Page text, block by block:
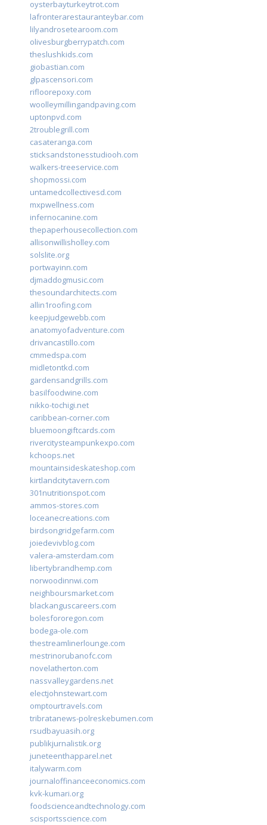
oysterbayturkeytrot.com
lafronterarestauranteybar.com
lilyandrosetearoom.com
olivesburgberrypatch.com
theslushkids.com
giobastian.com
glpascensori.com
rifloorepoxy.com
woolleymillingandpaving.com
uptonpvd.com
2troublegrill.com
casateranga.com
sticksandstonesstudiooh.com
walkers-treeservice.com
shopmossi.com
untamedcollectivesd.com
mxpwellness.com
infernocanine.com
thepaperhousecollection.com
allisonwillisholley.com
solslite.org
portwayinn.com
djmaddogmusic.com
thesoundarchitects.com
allin1roofing.com
keepjudgewebb.com
anatomyofadventure.com
drivancastillo.com
cmmedspa.com
midletontkd.com
gardensandgrills.com
basilfoodwine.com
nikko-tochigi.net
caribbean-corner.com
bluemoongiftcards.com
rivercitysteampunkexpo.com
kchoops.net
mountainsideskateshop.com
kirtlandcitytavern.com
301nutritionspot.com
ammos-stores.com
loceanecreations.com
birdsongridgefarm.com
joiedevivblog.com
valera-amsterdam.com
libertybrandhemp.com
norwoodinnwi.com
neighboursmarket.com
blackanguscareers.com
bolesfororegon.com
bodega-ole.com
thestreamlinerlounge.com
mestrinorubanofc.com
novelatherton.com
nassvalleygardens.net
electjohnstewart.com
omptourtravels.com
tribratanews-polreskebumen.com
rsudbayuasih.org
publikjurnalistik.org
juneteenthapparel.net
italywarm.com
journaloffinanceeconomics.com
kvk-kumari.org
foodscienceandtechnology.com
scisportsscience.com